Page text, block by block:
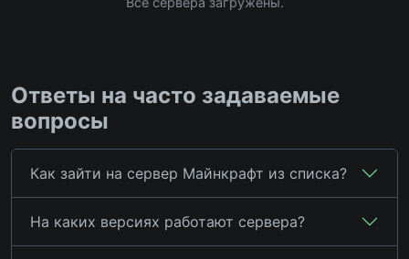
Ответы на часто задаваемые
вопросы
Как зайти на сервер Майнкрафт из списка?
На каких версиях работают сервера?